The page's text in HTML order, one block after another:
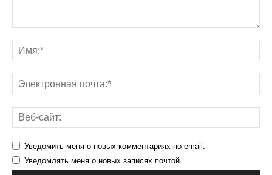
Уведомить меня о новых комментариях по email.
Уведомлять меня о новых записях почтой.